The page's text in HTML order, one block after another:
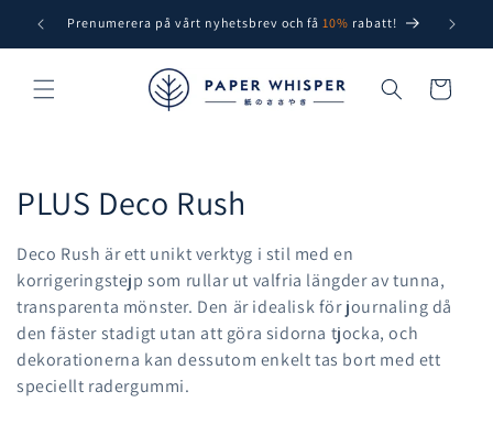
vidare
till
innehåll
Prenumerera på vårt nyhetsbrev och få 10% rabatt! Free
Varukorg
P
r
o
d
u
PLUS Deco Rush
Deco Rush är ett unikt verktyg i stil med en
korrigeringstejp som rullar ut valfria längder av tunna,
transparenta mönster. Den är idealisk för journaling då
den fäster stadigt utan att göra sidorna tjocka, och
dekorationerna kan dessutom enkelt tas bort med ett
speciellt radergummi.